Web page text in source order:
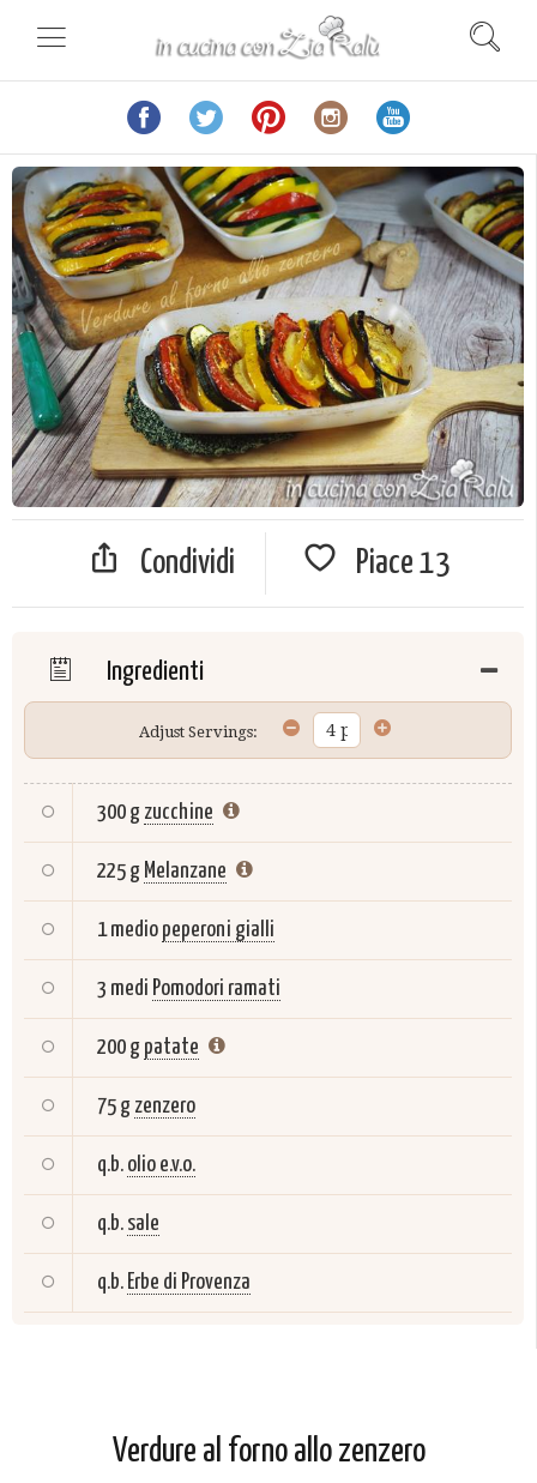
Condividi Piace 13
Ingredienti
Adjust Servings:
300 g zucchine
225 g Melanzane
1 medio peperoni gialli
3 medi Pomodori ramati
200 g patate
75 g zenzero
q.b. olio e.v.o.
q.b. sale
q.b. Erbe di Provenza
Verdure al forno allo zenzero